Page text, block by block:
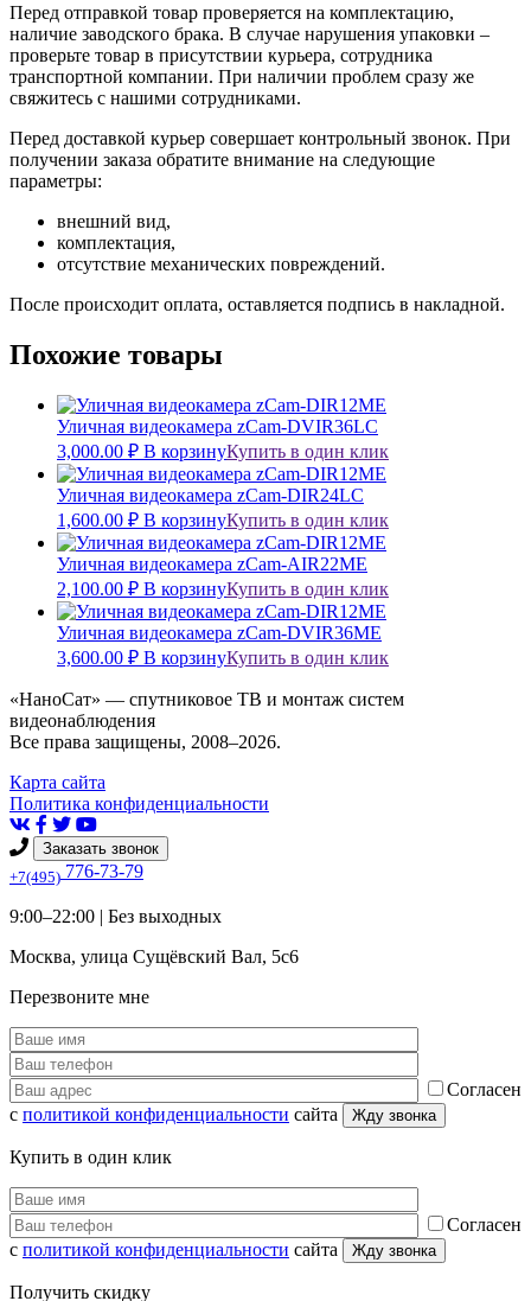
Перед отправкой товар проверяется на комплектацию,
наличие заводского брака. В случае нарушения упаковки –
проверьте товар в присутствии курьера, сотрудника
транспортной компании. При наличии проблем сразу же
свяжитесь с нашими сотрудниками.
Перед доставкой курьер совершает контрольный звонок. При
получении заказа обратите внимание на следующие
параметры:
внешний вид,
комплектация,
отсутствие механических повреждений.
После происходит оплата, оставляется подпись в накладной.
Похожие товары
Уличная видеокамера zCam-DVIR36LC
3,000.00 ₽ В корзинуКупить в один клик
Уличная видеокамера zCam-DIR24LC
1,600.00 ₽ В корзинуКупить в один клик
Уличная видеокамера zCam-AIR22ME
2,100.00 ₽ В корзинуКупить в один клик
Уличная видеокамера zCam-DVIR36ME
3,600.00 ₽ В корзинуКупить в один клик
«НаноСат» — спутниковое ТВ и монтаж систем
видеонаблюдения
Все права защищены, 2008–2026.
Карта сайта
Политика конфиденциальности
Заказать звонок
+7(495) 776-73-79
9:00–22:00 | Без выходных
Москва, улица Сущёвский Вал, 5с6
Перезвоните мне
Согласен
с политикой конфиденциальности сайта
Купить в один клик
Согласен
с политикой конфиденциальности сайта
Получить скидку